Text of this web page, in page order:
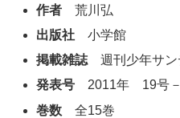
作者 荒川弘
出版社 小学館
掲載雑誌 週刊少年サン
発表号 2011年 19号
巻数 全15巻